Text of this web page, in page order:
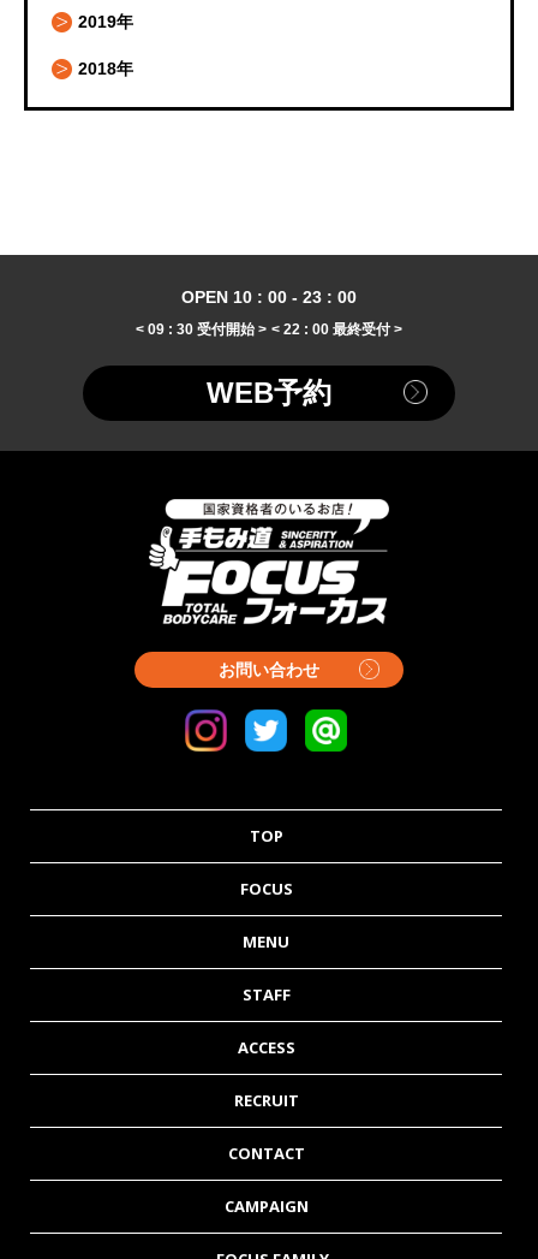
2019年
2018年
OPEN 10 : 00 - 23 : 00
< 09 : 30 受付開始 > < 22 : 00 最終受付 >
WEB予約
お問い合わせ
TOP
FOCUS
MENU
STAFF
ACCESS
RECRUIT
CONTACT
CAMPAIGN